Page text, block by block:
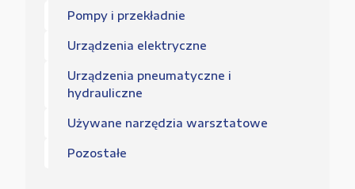
Pompy i przekładnie
Urządzenia elektryczne
Urządzenia pneumatyczne i
hydrauliczne
Używane narzędzia warsztatowe
Pozostałe